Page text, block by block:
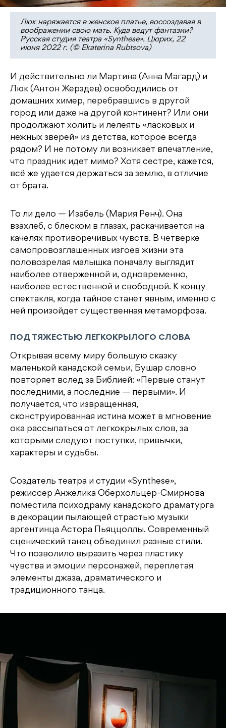
Люк наряжается в женское платье, воссоздавая в
воображении свою мать. Куда ведут фантазии?
Русская студия театра «Synthese». Цюрих, 22
июня 2022 г. (© Ekaterina Rubtsova)
И действительно ли Мартина (Анна Магард) и
Люк (Антон Жерздев) освободились от
домашних химер, перебравшись в другой
город или даже на другой континент? Или они
продолжают холить и лелеять «ласковых и
нежных зверей» из детства, которое всегда
рядом? И не потому ли возникает впечатление,
что праздник идет мимо? Хотя сестре, кажется,
всё же удается держаться за землю, в отличие
от брата.
То ли дело — Изабель (Мария Ренч). Она
взахлеб, с блеском в глазах, раскачивается на
качелях противоречивых чувств. В четверке
самопровозглашенных изгоев жизни эта
половозрелая малышка поначалу выглядит
наиболее отверженной и, одновременно,
наиболее естественной и свободной. К концу
спектакля, когда тайное станет явным, именно с
ней произойдет существенная метаморфоза.
ПОД ТЯЖЕСТЬЮ ЛЕГКОКРЫЛОГО СЛОВА
Открывая всему миру большую сказку
маленькой канадской семьи, Бушар словно
повторяет вслед за Библией: «Первые станут
последними, а последние — первыми». И
получается, что извращенная,
сконструированная истина может в мгновение
ока рассыпаться от легкокрылых слов, за
которыми следуют поступки, привычки,
характеры и судьбы.
Создатель театра и студии «Synthese»,
режиссер Анжелика Оберхольцер-Смирнова
поместила психодраму канадского драматурга
в декорации пылающей страстью музыки
аргентинца Астора Пьяццоллы. Современный
сценический танец объединил разные стили.
Что позволило выразить через пластику
чувства и эмоции персонажей, переплетая
элементы джаза, драматического и
традиционного танца.